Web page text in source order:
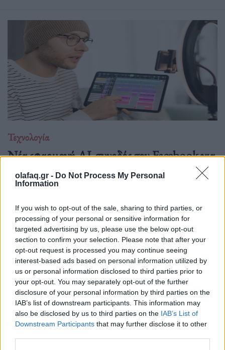
olafaq.gr - Do Not Process My Personal
Information
If you wish to opt-out of the sale, sharing to third parties, or
processing of your personal or sensitive information for
targeted advertising by us, please use the below opt-out
section to confirm your selection. Please note that after your
opt-out request is processed you may continue seeing
interest-based ads based on personal information utilized by
us or personal information disclosed to third parties prior to
your opt-out. You may separately opt-out of the further
disclosure of your personal information by third parties on the
IAB’s list of downstream participants. This information may
also be disclosed by us to third parties on the IAB’s List of
Downstream Participants that may further disclose it to other
Τεχνολογία
Νέα εφαρμογή AI-συνοδός του Facebook για
δημιουργούς περιεχομένου
06.07.26
Το Facebook επανασχεδιάζει το Creator Studio ως αυτόνομη
εφαρμογή με AI βοηθό: εξατομικευμένες.